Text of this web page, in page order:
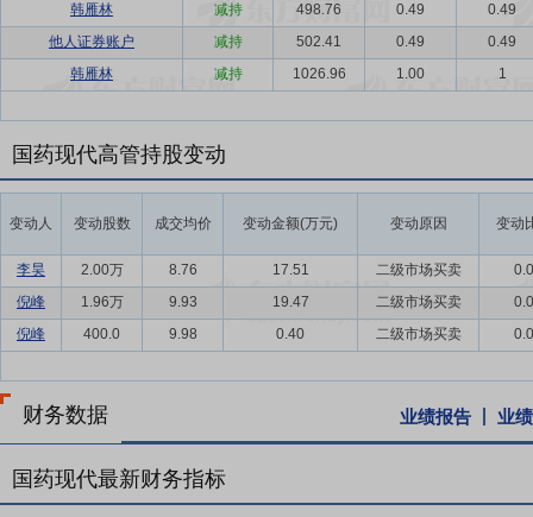
韩雁林
减持 498.76 0.49
0.49
他人证券账户
减持 502.41 0.49
0.49
韩雁林
减持 1026.96 1.00 1
国药现代高管持股变动
变动人 变动股数 成交均价 变动金额(万元) 变动原因 变动
李昊 2.00万 8.76 17.51 二级市场买卖
倪峰
1.96万 9.93 19.47 二级市场买卖
倪峰
400.0 9.98 0.40 二级市场买卖
财务数据 业绩报告 业
国药现代最新财务指标